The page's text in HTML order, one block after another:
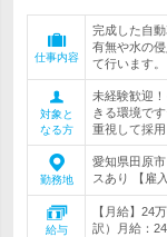
仕事内容
完成した自
有無や水の
て行います。
対象と
なる方
未経験歓迎
きる環境で
重視して採用
勤務地
愛知県田原
スあり 【雇
給与
【月給】24
訳）月給：